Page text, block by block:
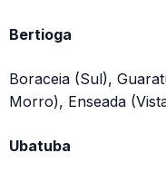
Bertioga
Boraceia (Sul),
Morro), Enseada
Ubatuba